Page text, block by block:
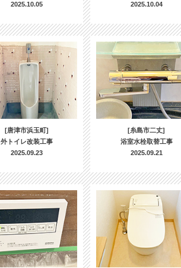
2025.10.05
2025.10.04
[唐津市浜玉町]
外トイレ改装工事
2025.09.23
[糸島市二丈]
浴室水栓取替工事
2025.09.21